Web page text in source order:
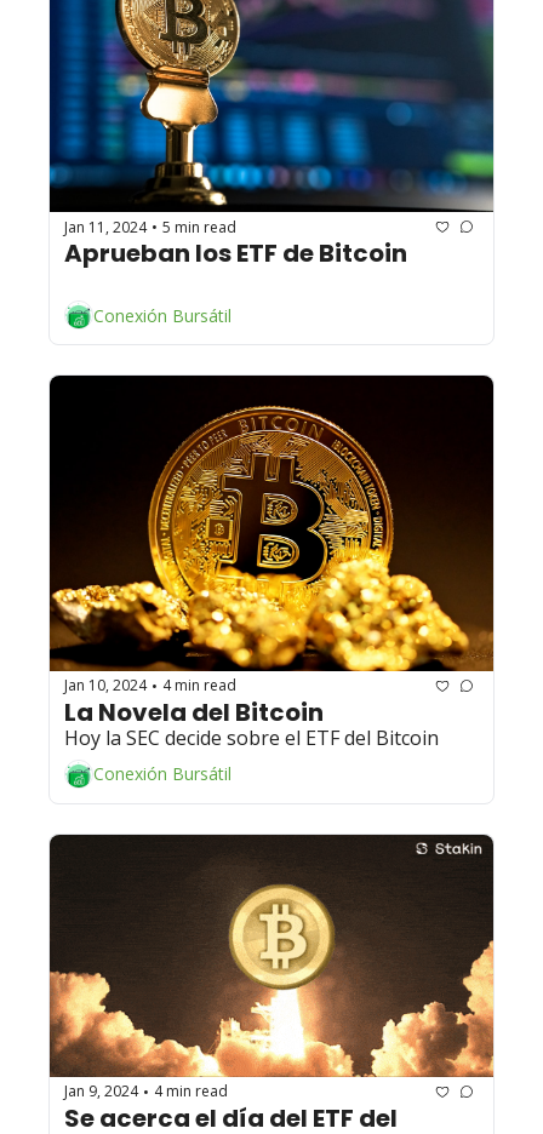
Jan 11, 2024 • 5 min read
Conexión Bursátil
Jan 10, 2024 • 4 min read
Hoy la SEC decide sobre el ETF del Bitcoin
Conexión Bursátil
Jan 9, 2024 • 4 min read
Se acerca el día del ETF del